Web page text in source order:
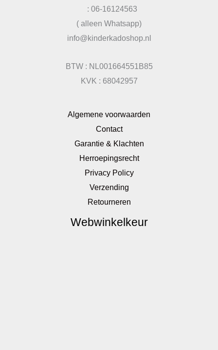
: 06-16124563
( alleen Whatsapp)
info@kinderkadoshop.nl
BTW : NL001664551B85
KVK : 68042957
Algemene voorwaarden
Contact
Garantie & Klachten
Herroepingsrecht
Privacy Policy
Verzending
Retourneren
Webwinkelkeur